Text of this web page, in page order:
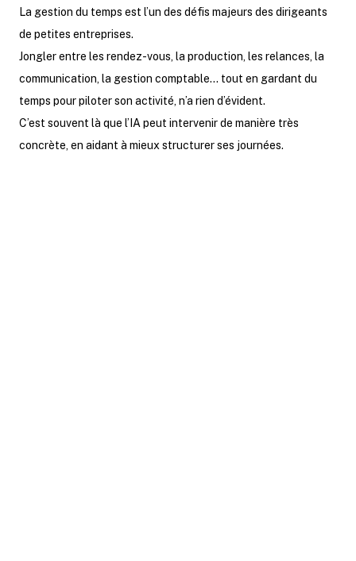
La gestion du temps est l’un des défis majeurs des dirigeants
de petites entreprises.
Jongler entre les rendez-vous, la production, les relances, la
communication, la gestion comptable… tout en gardant du
temps pour piloter son activité, n’a rien d’évident.
C’est souvent là que l’IA peut intervenir de manière très
concrète, en aidant à mieux structurer ses journées.